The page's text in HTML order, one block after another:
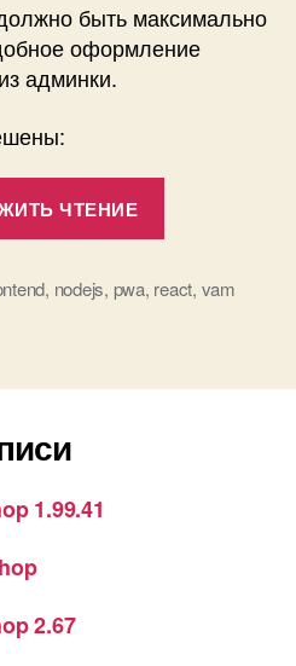
быть максимально
оформление
админки.
ЧТЕНИЕ
и
заказа
, nodejs, pwa, react, vam
1.99.41
2.67